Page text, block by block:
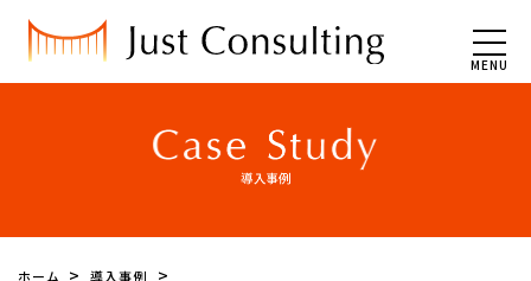
MENU
ホーム
導入事例